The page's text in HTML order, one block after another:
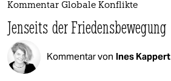
Kommentar Globale Konflikte
Jenseits der Friedensbewegung
Kommentar von Ines Kappert